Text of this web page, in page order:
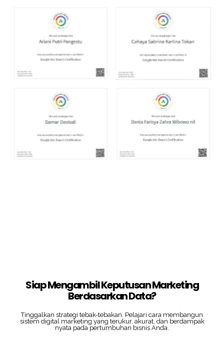
Siap Mengambil Keputusan Marketing
Berdasarkan Data?
Tinggalkan strategi tebak-tebakan. Pelajari cara membangun
sistem digital marketing yang terukur, akurat, dan berdampak
nyata pada pertumbuhan bisnis Anda.